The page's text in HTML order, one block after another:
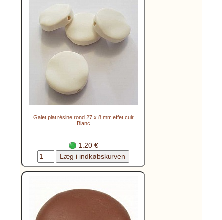
Galet plat résine rond 27 x 8 mm effet cuir
Blanc
1.20 €